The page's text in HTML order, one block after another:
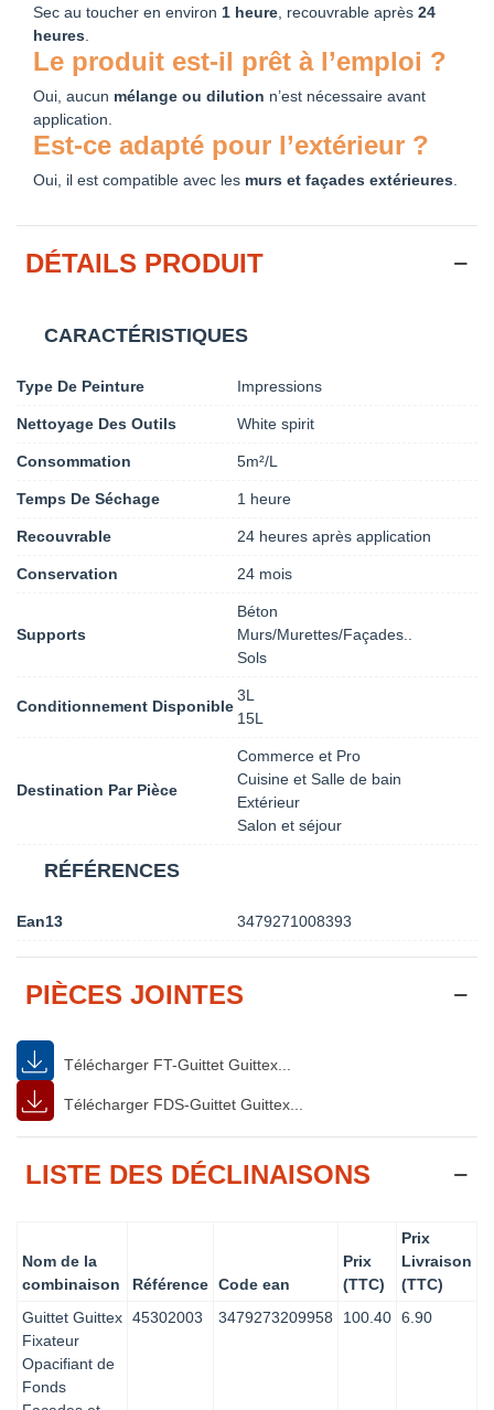
Sec au toucher en environ 1 heure , recouvrable après 24
heures
Le produit est-il prêt à l’emploi ?
Oui, aucun mélange ou dilution n’est nécessaire avant
application.
Est-ce adapté pour l’extérieur ?
Oui, il est compatible avec les murs et façades extérieures
DÉTAILS PRODUIT
CARACTÉRISTIQUES
Type De Peinture Impressions
Nettoyage Des Outils White spirit
Consommation 5m²/L
Temps De Séchage 1 heure
Recouvrable 24 heures après application
Conservation 24 mois
Supports
Béton
Murs/Murettes/Façades..
Sols
Conditionnement Disponible
3L
15L
Destination Par Pièce
Commerce et Pro
Cuisine et Salle de bain
Extérieur
Salon et séjour
RÉFÉRENCES
Ean13 3479271008393
PIÈCES JOINTES
Télécharger FT-Guittet Guittex...
Télécharger FDS-Guittet Guittex...
LISTE DES DÉCLINAISONS
Nom de la
combinaison
Référence Code ean
Prix
(TTC)
Prix
Livraison
(TTC)
Guittet Guittex
Fixateur
Opacifiant de
Fonds
45302003 3479273209958 100.40 6.90